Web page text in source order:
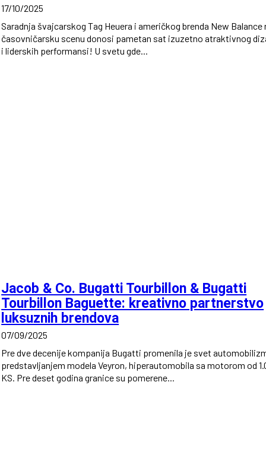
17/10/2025
Saradnja švajcarskog Tag Heuera i američkog brenda New Balance
časovničarsku scenu donosi pametan sat izuzetno atraktivnog
i liderskih performansi! U svetu gde...
Jacob & Co. Bugatti Tourbillon & Bugatti
Tourbillon Baguette: kreativno partnerstvo
luksuznih brendova
07/09/2025
Pre dve decenije kompanija Bugatti promenila je svet
predstavljanjem modela Veyron, hiperautomobila sa motorom od
KS. Pre deset godina granice su pomerene...